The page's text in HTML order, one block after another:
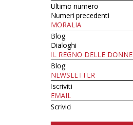
Ultimo numero
Numeri precedenti
MORALIA
Blog
Dialoghi
IL REGNO DELLE DONNE
Blog
NEWSLETTER
Iscriviti
EMAIL
Scrivici